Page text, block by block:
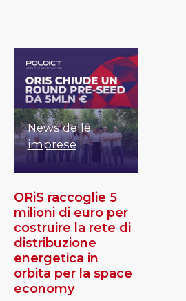
News delle
imprese
ORiS raccoglie 5
milioni di euro per
costruire la rete di
distribuzione
energetica in
orbita per la space
economy